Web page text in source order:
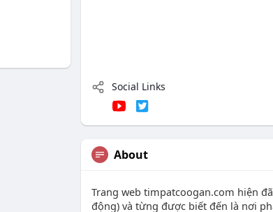
Social Links
About
Trang web timpatcoogan.com hiện
động) và từng được biết đến là nơi